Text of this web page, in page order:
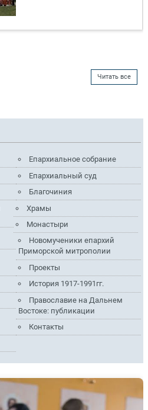
Читать все
Епархиальное собрание
Епархиальный суд
Благочиния
Храмы
Монастыри
Новомученики епархий
Приморской митрополии
Проекты
История 1917-1991гг.
Православие на Дальнем
Востоке: публикации
Контакты